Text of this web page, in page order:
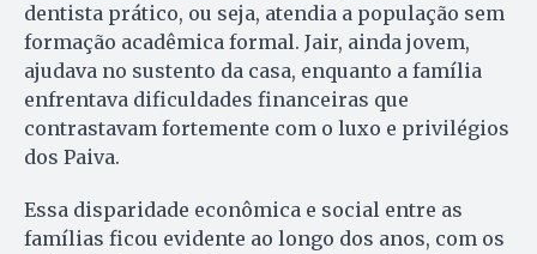
dentista prático, ou seja, atendia a população sem
formação acadêmica formal. Jair, ainda jovem,
ajudava no sustento da casa, enquanto a família
enfrentava dificuldades financeiras que
contrastavam fortemente com o luxo e privilégios
dos Paiva.
Essa disparidade econômica e social entre as
famílias ficou evidente ao longo dos anos, com os